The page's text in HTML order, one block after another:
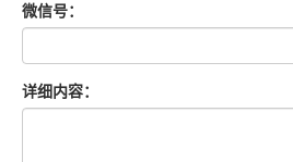
微信号：
详细内容：